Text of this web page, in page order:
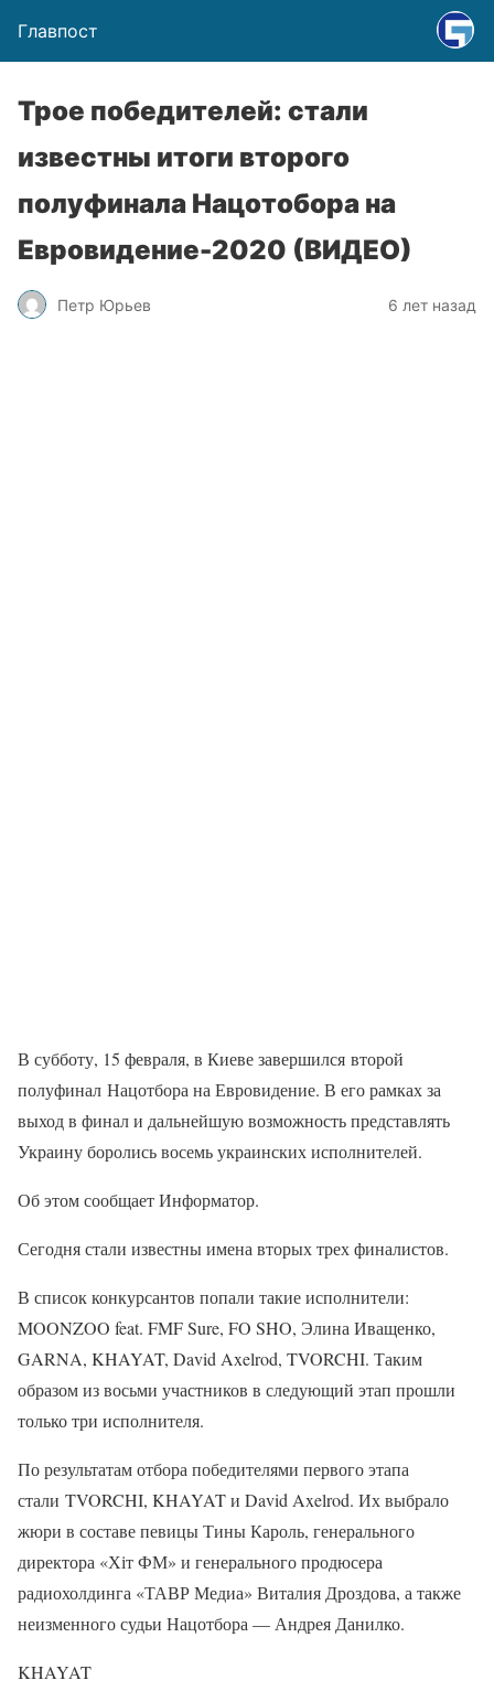
Главпост
Трое победителей: стали
известны итоги второго
полуфинала Нацотобора на
Евровидение-2020 (ВИДЕО)
Петр Юрьев 6 лет назад
В субботу, 15 февраля, в Киеве завершился второй
полуфинал Нацотбора на Евровидение. В его рамках за
выход в финал и дальнейшую возможность представлять
Украину боролись восемь украинских исполнителей.
Об этом сообщает Информатор.
Сегодня стали известны имена вторых трех финалистов.
В список конкурсантов попали такие исполнители:
MOONZOO feat. FMF Sure, FO SHO, Элина Иващенко,
GARNA, KHAYAT, David Axelrod, TVORCHI. Таким
образом из восьми участников в следующий этап прошли
только три исполнителя.
По результатам отбора победителями первого этапа
стали TVORCHI, KHAYAT и David Axelrod. Их выбрало
жюри в составе певицы Тины Кароль, генерального
директора «Хіт ФМ» и генерального продюсера
радиохолдинга «ТАВР Медиа» Виталия Дроздова, а также
неизменного судьи Нацотбора — Андрея Данилко.
KHAYAT